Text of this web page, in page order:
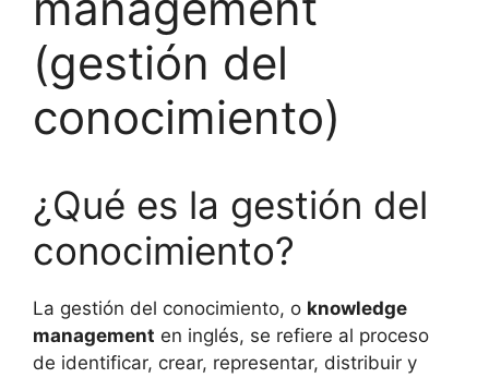
(gestión del
conocimiento)
¿Qué es la gestión del
conocimiento?
La gestión del conocimiento, o knowledge
management en inglés, se refiere al proceso
de identificar, crear, representar, distribuir y